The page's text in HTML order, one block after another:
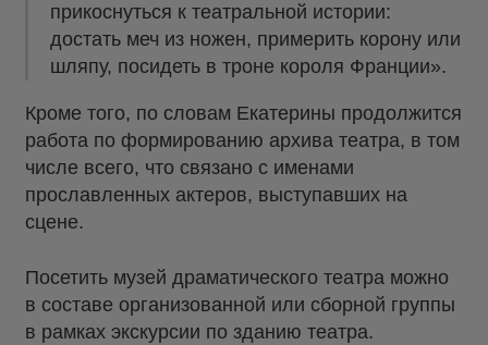
прикоснуться к театральной истории:
достать меч из ножен, примерить корону или
шляпу, посидеть в троне короля Франции».
Кроме того, по словам Екатерины продолжится
работа по формированию архива театра, в том
числе всего, что связано с именами
прославленных актеров, выступавших на
сцене.
Посетить музей драматического театра можно
в составе организованной или сборной группы
в рамках экскурсии по зданию театра.